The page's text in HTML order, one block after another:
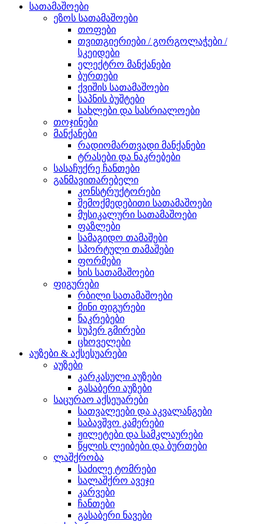
სათამაშოები
ეზოს სათამაშოები
თოფები
თვითგიერიები / გორგოლაჭები /
სკეიდები
ელექტრო მანქანები
ბურთები
ქვიშის სათამაშოები
საპნის ბუშტები
სახლები და სასრიალოები
თოჯინები
მანქანები
რადიომართვადი მანქანები
ტრასები და ნაკრებები
სასაჩუქრე ჩანთები
განმავითარებელი
კონსტრუქტორები
შემოქმედებითი სათამაშოები
მუსიკალური სათამაშოები
ფაზლები
სამაგიდო თამაშები
სპორტული თამაშები
ფორმები
ხის სათამაშოები
ფიგურები
რბილი სათამაშოები
მინი ფიგურები
ნაკრებები
სუპერ გმირები
ცხოველები
აუზები & აქსესუარები
აუზები
კარკასული აუზები
გასაბერი აუზები
საცურაო აქსეუარები
სათვალეები და აკვალანგები
საბავშვო კამერები
ჟილეტები და სამკლაურები
წყლის ლეიბები და ბურთები
ლაშქრობა
საძილე ტომრები
სალაშქრო ავეჯი
კარვები
ჩანთები
გასაბერი ნავები